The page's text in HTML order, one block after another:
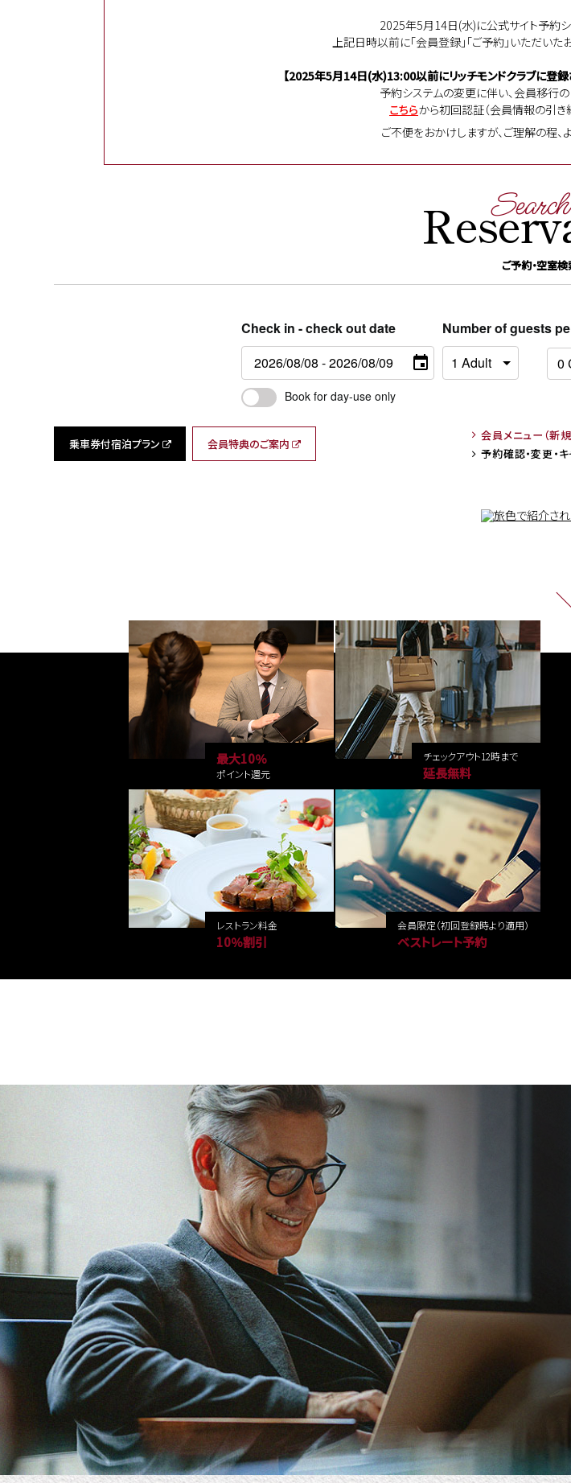
2025年5月14日(水)に公式サイト予約シ
上記日時以前に「会員登録」「ご予約」いただい
【2025年5月14日(水)13:00以前にリッチモンドクラブに登
予約システムの変更に伴い、会員移行
こちらから初回認証（会員情報の引き
ご不便をおかけしますが、ご理解の程、
ご予約・空室
Check in - check out date Number of guests
Book for day-use only
乗車券付宿泊プラン 会員特典のご案内
会員メニュー （新
予約確認・変更・
最大10％
ポイント還元
チェックアウト12時まで
延長無料
レストラン料金
10％割引
会員限定（初回登録時より適用）
ベストレート予約